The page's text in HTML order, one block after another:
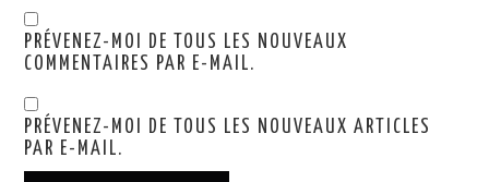
PRÉVENEZ-MOI DE TOUS LES NOUVEAUX
COMMENTAIRES PAR E-MAIL.
PRÉVENEZ-MOI DE TOUS LES NOUVEAUX ARTICLES
PAR E-MAIL.